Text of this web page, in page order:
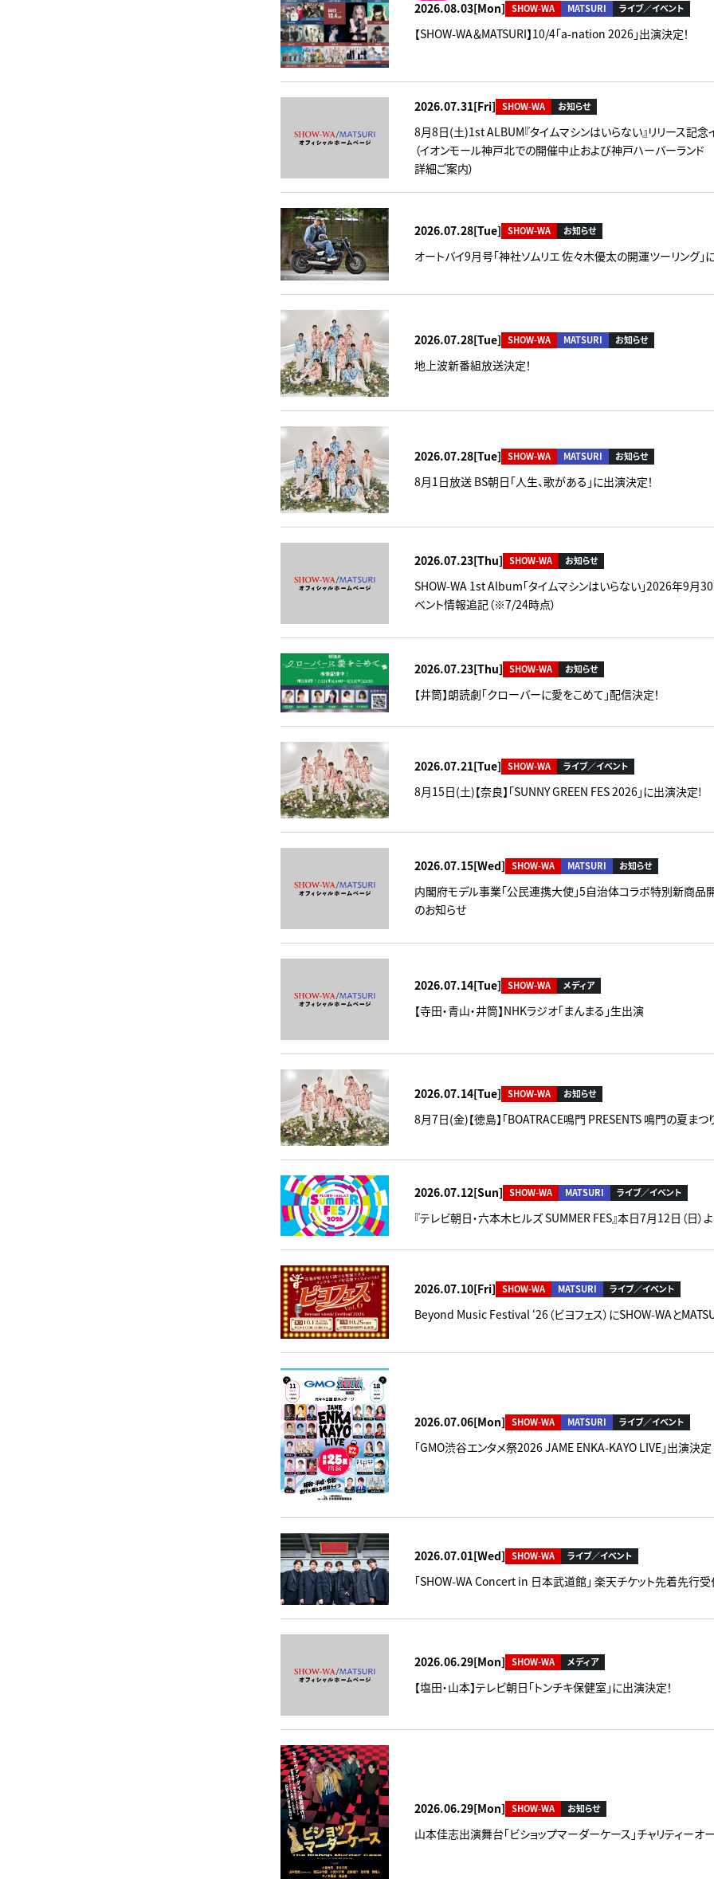
2026.08.03[Mon] SHOW-WA MATSURI ライブ／イベント
【SHOW-WA＆MATSURI】10/4「a-nation 2026」出演決定！
2026.07.31[Fri] SHOW-WA お知らせ
8月8日(土)1st ALBUM『タイムマシンはいらない』リリース記念
（イオンモール神戸北での開催中止および神戸ハーバーラン
詳細ご案内）
2026.07.28[Tue] SHOW-WA お知らせ
オートバイ9月号「神社ソムリエ 佐々木優太の開運ツーリング」
2026.07.28[Tue] SHOW-WA MATSURI お知らせ
地上波新番組放送決定！
2026.07.28[Tue] SHOW-WA MATSURI お知らせ
8月1日放送 BS朝日「人生、歌がある」に出演決定！
2026.07.23[Thu] SHOW-WA お知らせ
SHOW-WA 1st Album「タイムマシンはいらない」2026年9月
ベント情報追記（※7/24時点）
2026.07.23[Thu] SHOW-WA お知らせ
【井筒】朗読劇「クローバーに愛をこめて」配信決定！
2026.07.21[Tue] SHOW-WA ライブ／イベント
8月15日(土)【奈良】「SUNNY GREEN FES 2026」に出演決定!
2026.07.15[Wed] SHOW-WA MATSURI お知らせ
内閣府モデル事業「公民連携大使」5自治体コラボ特別新商品
のお知らせ
2026.07.14[Tue] SHOW-WA メディア
【寺田・青山・井筒】NHKラジオ「まんまる」生出演
2026.07.14[Tue] SHOW-WA お知らせ
8月7日(金)【徳島】「BOATRACE鳴門 PRESENTS 鳴門の夏まつ
2026.07.12[Sun] SHOW-WA MATSURI ライブ／イベント
『テレビ朝日・六本木ヒルズ SUMMER FES』本日7月12日（日）
2026.07.10[Fri] SHOW-WA MATSURI ライブ／イベント
Beyond Music Festival ‘26（ビヨフェス）にSHOW-WAと
2026.07.06[Mon] SHOW-WA MATSURI ライブ／イベント
「GMO渋谷エンタメ祭2026 JAME ENKA-KAYO LIVE」出演決定
2026.07.01[Wed] SHOW-WA ライブ／イベント
「SHOW-WA Concert in 日本武道館」 楽天チケット先着先行
2026.06.29[Mon] SHOW-WA メディア
【塩田・山本】テレビ朝日「トンチキ保健室」に出演決定！
2026.06.29[Mon] SHOW-WA お知らせ
山本佳志出演舞台「ビショップマーダーケース」チャリティーオ